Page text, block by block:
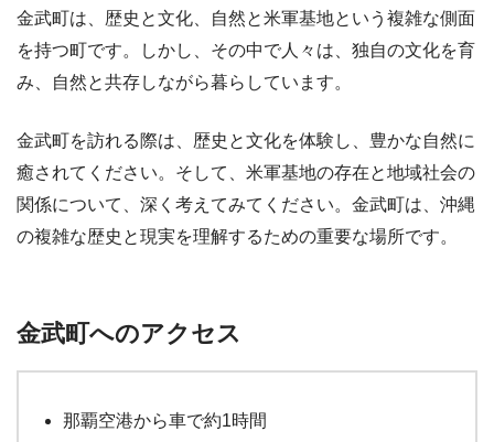
金武町は、歴史と文化、自然と米軍基地という複雑な側面
を持つ町です。しかし、その中で人々は、独自の文化を育
み、自然と共存しながら暮らしています。
金武町を訪れる際は、歴史と文化を体験し、豊かな自然に
癒されてください。そして、米軍基地の存在と地域社会の
関係について、深く考えてみてください。金武町は、沖縄
の複雑な歴史と現実を理解するための重要な場所です。
金武町へのアクセス
那覇空港から車で約1時間